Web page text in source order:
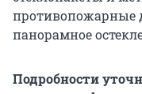
противопожарные
панорамное
Подробности